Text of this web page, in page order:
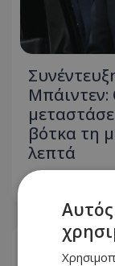
Μπάιντεν:
βότκα τη
λεπτά